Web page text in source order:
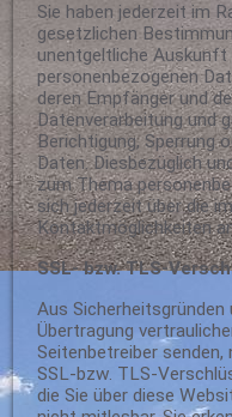
Sie haben jederzeit im
gesetzlichen
unentgeltliche Auskunft
personenbezogenen
deren Empfänger und
Datenverarbeitung und
Berichtigung, Sperrung
Daten. Diesbezüglich
zum Thema
sich jederzeit über die
Kontaktmöglichkeiten
SSL- bzw. TLS-
Aus
Übertragung
Seitenbetreiber
SSL-bzw. TLS-
die Sie über diese